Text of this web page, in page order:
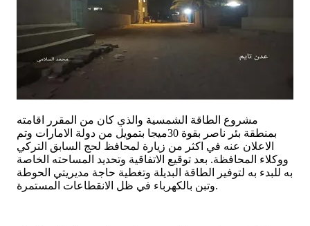
مشروع الطاقة الشمسية والذي كان من المقرر اقامته
بمنطقة بئر ناصر بقوة 30ميجا بتمويل من دولة الامارات وتم
الاعلان عنه في اكثر من زيارة لمحافظ لحج السابق التركي
ووكلاء المحافظة. بعد توقيع الاتفاقية وتحديد المساحته الخاصة
به للبدء به لتوفير الطاقة البديلة وتغطية حاجة مديريتي الحوطة
وتبن بالكهرباء في ظل الانقطاعات المستمرة.